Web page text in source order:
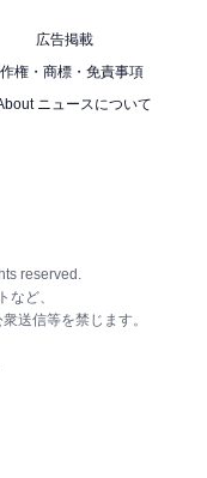
広告掲載
権・商標・免責事項
ニュースについて
reserved.
など、
送信等を禁じます。